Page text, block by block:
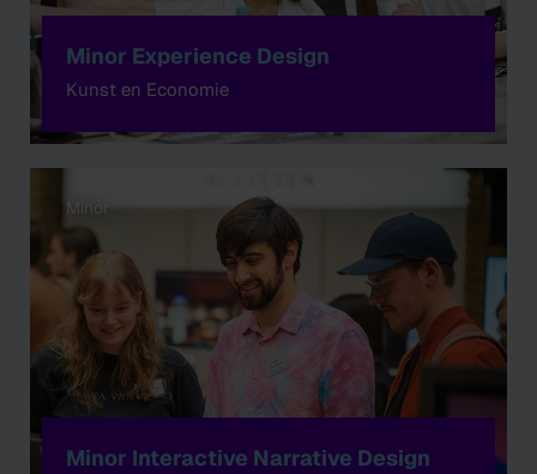
Minor Experience Design
Kunst en Economie
Minor
Minor Interactive Narrative Design